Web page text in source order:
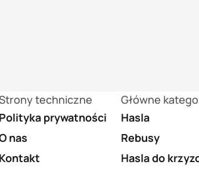
techniczne
Polityka prywatności
nas
Kontakt
Główne
Hasla
Rebusy
Hasla do